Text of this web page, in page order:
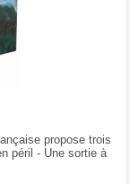
propose trois
péril - Une sortie à